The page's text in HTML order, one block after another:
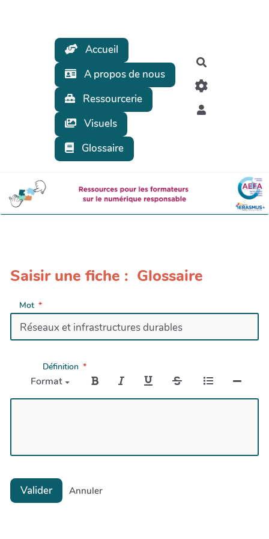
Accueil
A propos de nous
Ressourcerie
Visuels
Glossaire
Saisir une fiche : Glossaire
Mot
Définition
Format
Valider Annuler